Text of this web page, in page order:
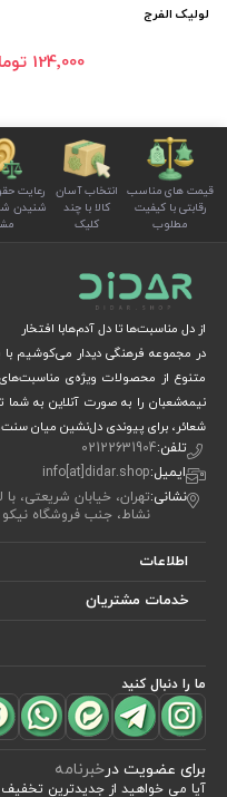
لولیک الفرج
124٬000 تومان
قیمت های مناسب
رقابتی با کیفیت
مطلوب
انتخاب آسان
کالا با چند
کلیک
رعایت
شنیدن
از دل مناسبت‌ها تا دل آدم‌هابا افتخار
در مجموعه فرهنگی دیدار می‌کوشیم با
متنوع از محصولات ویژه‌ی
نیمه‌شعبان را به صورت آنلاین به شما
شعائر، برای پیوندی دل‌نشین میان سنت،
تلفن:02122631904
ایمیل:info[at]didar.shop
نشانی:تهران، خیابان شریعتی،
نشاط، جنب فروشگاه نیکو تن پوش،
اطلاعات
خدمات مشتریان
ما را دنبال کنید
برای عضویت درخبرنامه
آیا می خواهید از جدید‌ترین